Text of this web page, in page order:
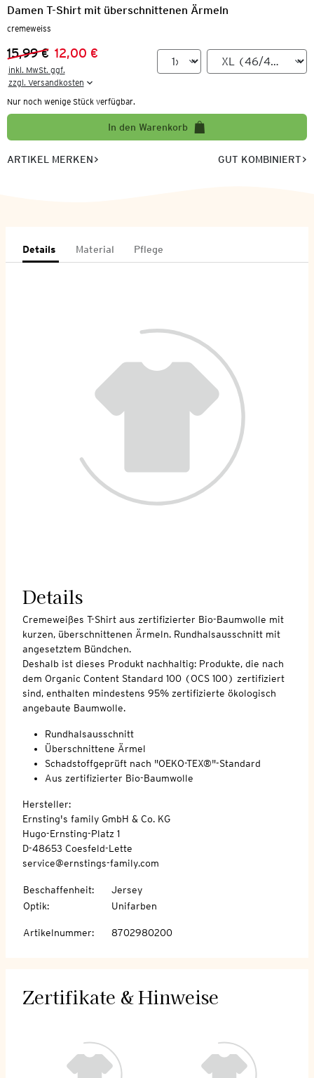
Damen T-Shirt mit überschnittenen Ärmeln
cremeweiss
Vorheriger Preis:
15,99 €
Neuer Preis:
12,00 €
inkl. MwSt. ggf.
zzgl. Versandkosten
Nur noch wenige Stück verfügbar.
In den Warenkorb
ARTIKEL MERKEN GUT KOMBINIERT
Details Material Pflege
Details
Cremeweißes T-Shirt aus zertifizierter Bio-Baumwolle mit
kurzen, überschnittenen Ärmeln. Rundhalsausschnitt mit
angesetztem Bündchen.
Deshalb ist dieses Produkt nachhaltig: Produkte, die nach
dem Organic Content Standard 100 (OCS 100) zertifiziert
sind, enthalten mindestens 95% zertifizierte ökologisch
angebaute Baumwolle.
Rundhalsausschnitt
Überschnittene Ärmel
Schadstoffgeprüft nach "OEKO-TEX®"-Standard
Aus zertifizierter Bio-Baumwolle
Hersteller:
Ernsting's family GmbH & Co. KG
Hugo-Ernsting-Platz 1
D-48653 Coesfeld-Lette
service@ernstings-family.com
Beschaffenheit:
Jersey
Optik: Unifarben
Artikelnummer: 8702980200
Zertifikate & Hinweise